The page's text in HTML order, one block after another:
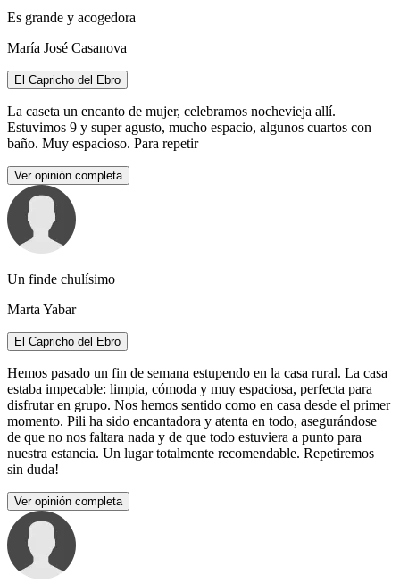
Es grande y acogedora
María José Casanova
El Capricho del Ebro
La caseta un encanto de mujer, celebramos nochevieja allí.
Estuvimos 9 y super agusto, mucho espacio, algunos cuartos con
baño. Muy espacioso. Para repetir
Ver opinión completa
Un finde chulísimo
Marta Yabar
El Capricho del Ebro
Hemos pasado un fin de semana estupendo en la casa rural. La casa
estaba impecable: limpia, cómoda y muy espaciosa, perfecta para
disfrutar en grupo. Nos hemos sentido como en casa desde el primer
momento. Pili ha sido encantadora y atenta en todo, asegurándose
de que no nos faltara nada y de que todo estuviera a punto para
nuestra estancia. Un lugar totalmente recomendable. Repetiremos
sin duda!
Ver opinión completa